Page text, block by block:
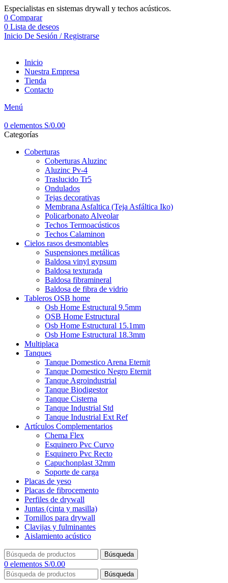
Especialistas en sistemas drywall y techos acústicos.
0 Comparar
0 Lista de deseos
Inicio De Sesión / Registrarse
Inicio
Nuestra Empresa
Tienda
Contacto
Menú
0 elementos S/0.00
Categorías
Coberturas
Coberturas Aluzinc
Aluzinc Pv-4
Traslucido Tr5
Ondulados
Tejas decorativas
Membrana Asfaltica (Teja Asfáltica Iko)
Policarbonato Alveolar
Techos Termoacústicos
Techos Calaminon
Cielos rasos desmontables
Suspensiones metálicas
Baldosa vinyl gypsum
Baldosa texturada
Baldosa fibramineral
Baldosa de fibra de vidrio
Tableros OSB home
Osb Home Estructural 9.5mm
OSB Home Estructural
Osb Home Estructural 15.1mm
Osb Home Estructural 18.3mm
Multiplaca
Tanques
Tanque Domestico Arena Eternit
Tanque Domestico Negro Eternit
Tanque Agroindustrial
Tanque Biodigestor
Tanque Cisterna
Tanque Industrial Std
Tanque Industrial Ext Ref
Artículos Complementarios
Chema Flex
Esquinero Pvc Curvo
Esquinero Pvc Recto
Capuchonplast 32mm
Soporte de carga
Placas de yeso
Placas de fibrocemento
Perfiles de drywall
Juntas (cinta y masilla)
Tornillos para drywall
Clavijas y fulminantes
Aislamiento acústico
Búsqueda
0 elementos S/0.00
Búsqueda